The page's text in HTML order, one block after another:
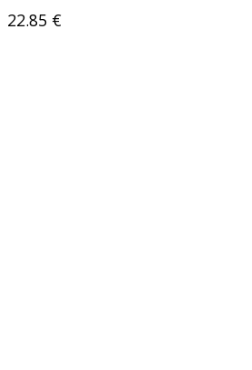
22.85 €